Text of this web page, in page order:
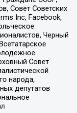
Совет Советских
Inc, Facebook,
Черный
Совет
народа,
депутатов